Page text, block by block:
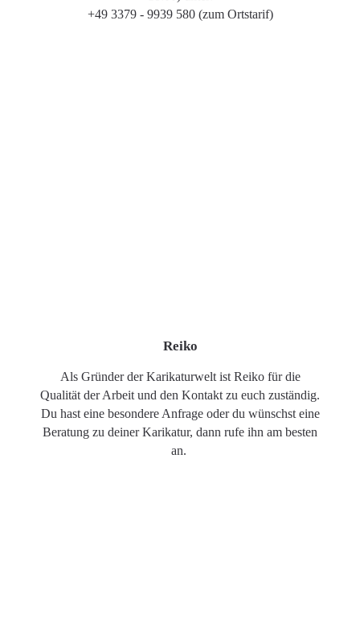
+49 3379 - 9939 580 (zum Ortstarif)
Reiko
Als Gründer der Karikaturwelt ist Reiko für die
Qualität der Arbeit und den Kontakt zu euch zuständig.
Du hast eine besondere Anfrage oder du wünschst eine
Beratung zu deiner Karikatur, dann rufe ihn am besten
an.